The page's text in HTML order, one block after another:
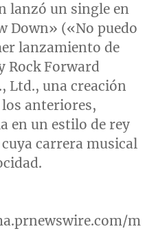
lanzó un single en
Down» («No puedo
lanzamiento de
Rock Forward
Ltd., una creación
anteriores,
en un estilo de rey
carrera musical
m